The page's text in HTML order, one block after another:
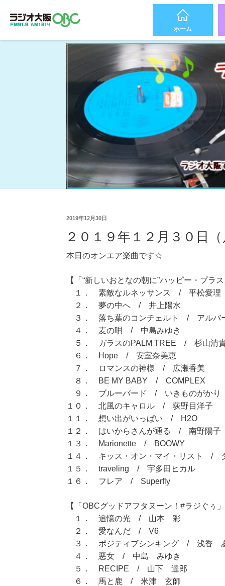
ホーム
2019年12月30日
２０１９年１２月３０日
本日のオンエア楽曲です☆
【「“新しいおとなの朝に”ハッピー・プラ
１． 素敵なルネッサンス / 平松愛理
２． 夢の中へ / 井上陽水
３． 落ち葉のコンチェルト / アルバ
４． 麦の唄 / 中島みゆき
５． ガラスのPALM TREE / 杉山清貴
６． Hope / 安室奈美恵
７． ロマンスの神様 / 広瀬香美
８． BE MY BABY / COMPLEX
９． ブルーバード / いきものがかり
１０． 北風のキャロル / 荻野目洋子
１１． 想い出がいっぱい / H2O
１２． はいからさんが通る / 南野陽子
１３． Marionette / BOOWY
１４． キッス・オン・マイ・リスト /
１５． traveling / 宇多田ヒカル
１６． フレア / Superfly
【「OBCグッドアフタヌーン！#ラジぐぅ
１． 追憶の光 / 山本 彩
２． 愛なんだ / V6
３． ポジティブシンキング / 浅香
４． 悪女 / 中島 みゆき
５． RECIPE / 山下 達郎
６． 馬と鹿 / 米津 玄師